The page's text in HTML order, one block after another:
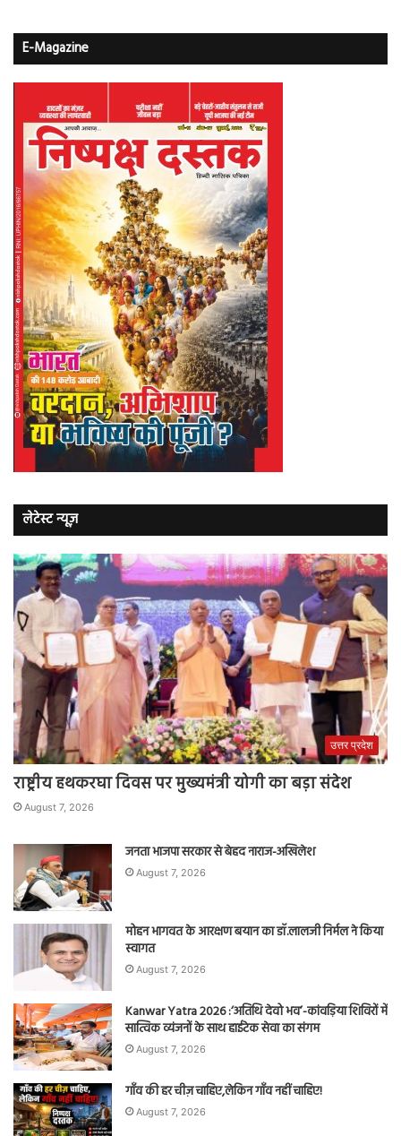
E-Magazine
लेटेस्ट न्यूज़
उत्तर प्रदेश
राष्ट्रीय हथकरघा दिवस पर मुख्यमंत्री योगी का बड़ा संदेश
August 7, 2026
जनता भाजपा सरकार से बेहद नाराज-अखिलेश
August 7, 2026
मोहन भागवत के आरक्षण बयान का डॉ.लालजी निर्मल ने किया
स्वागत
August 7, 2026
Kanwar Yatra 2026 :‘अतिथि देवो भव’-कांवड़िया शिविरों में
सात्विक व्यंजनों के साथ हाईटेक सेवा का संगम
August 7, 2026
गाँव की हर चीज़ चाहिए,लेकिन गाँव नहीं चाहिए!
August 7, 2026